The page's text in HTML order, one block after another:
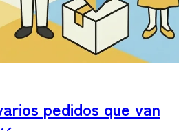
pedidos que van